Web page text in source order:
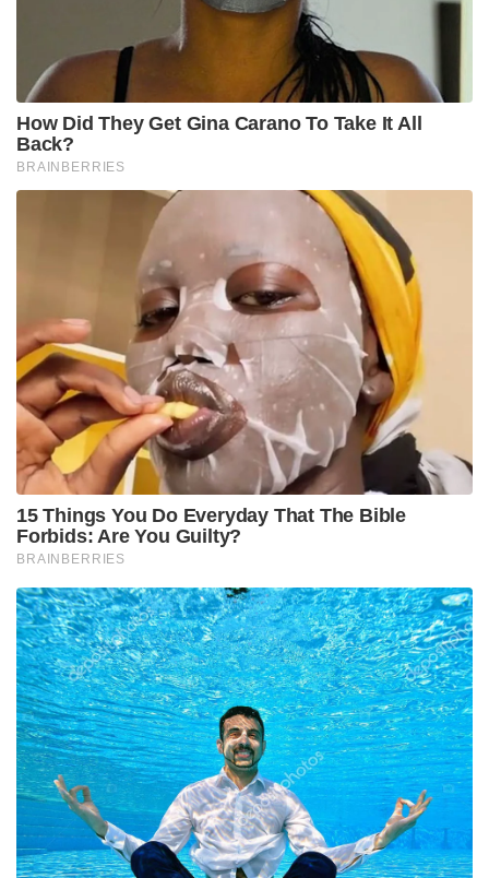
How Did They Get Gina Carano To Take It All
Back?
BRAINBERRIES
15 Things You Do Everyday That The Bible
Forbids: Are You Guilty?
BRAINBERRIES